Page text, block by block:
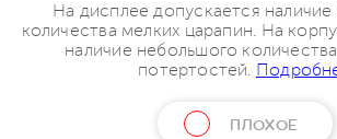
На дисплее допускается
количества мелких царапин. На
наличие небольшого
потертостей.
ПЛОХОЕ